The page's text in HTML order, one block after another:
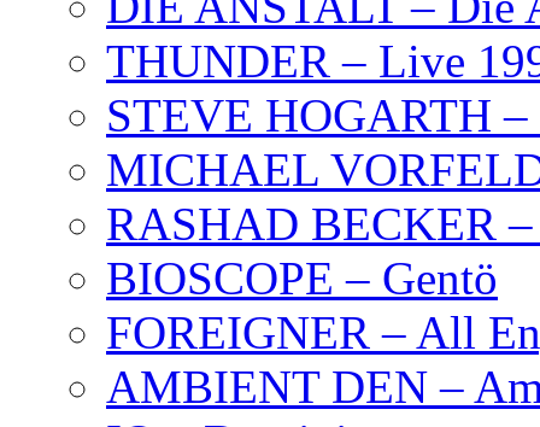
THUNDER – Live
STEVE HOGARTH –
MICHAEL
RASHAD BECKER
BIOSCOPE – Gentö
FOREIGNER – All
AMBIENT DEN –